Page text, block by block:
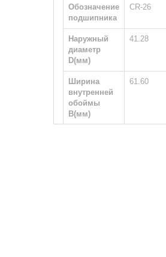
Обозначение
подшипника
CR-26
Наружный
диаметр
D(мм)
41.28
Ширина
внутренней
обоймы
B(мм)
61.60